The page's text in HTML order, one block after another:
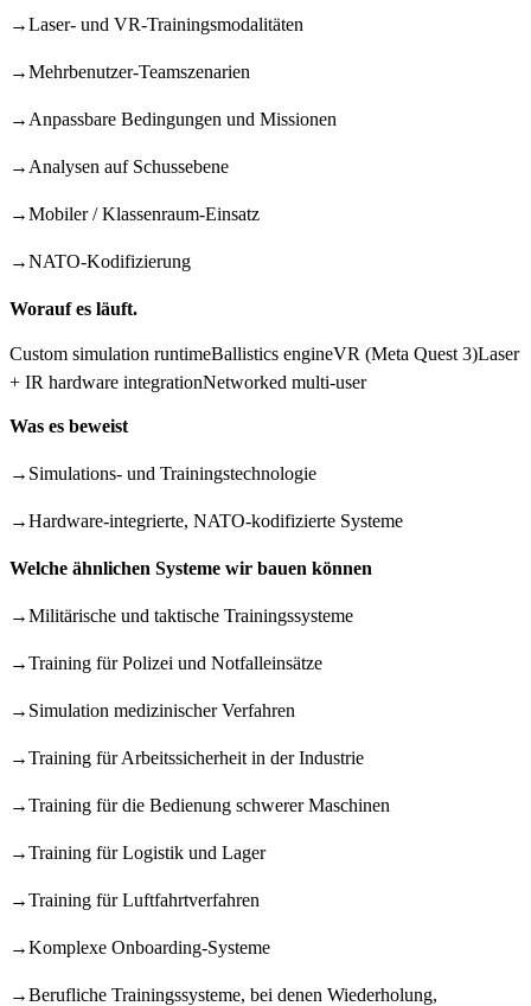
→Laser- und VR-Trainingsmodalitäten
→Mehrbenutzer-Teamszenarien
→ Anpassbare Bedingungen und Missionen
→ Analysen auf Schussebene
→Mobiler / Klassenraum-Einsatz
→NATO-Kodifizierung
Worauf es läuft.
Custom simulation runtimeBallistics engineVR (Meta Quest 3)Laser
+ IR hardware integrationNetworked multi-user
Was es beweist
→ Simulations- und Trainingstechnologie
→Hardware-integrierte, NATO-kodifizierte Systeme
Welche ähnlichen Systeme wir bauen können
→Militärische und taktische Trainingssysteme
→Training für Polizei und Notfalleinsätze
→ Simulation medizinischer Verfahren
→Training für Arbeitssicherheit in der Industrie
→Training für die Bedienung schwerer Maschinen
→Training für Logistik und Lager
→Training für Luftfahrtverfahren
→Komplexe Onboarding-Systeme
→Berufliche Trainingssysteme, bei denen Wiederholung,